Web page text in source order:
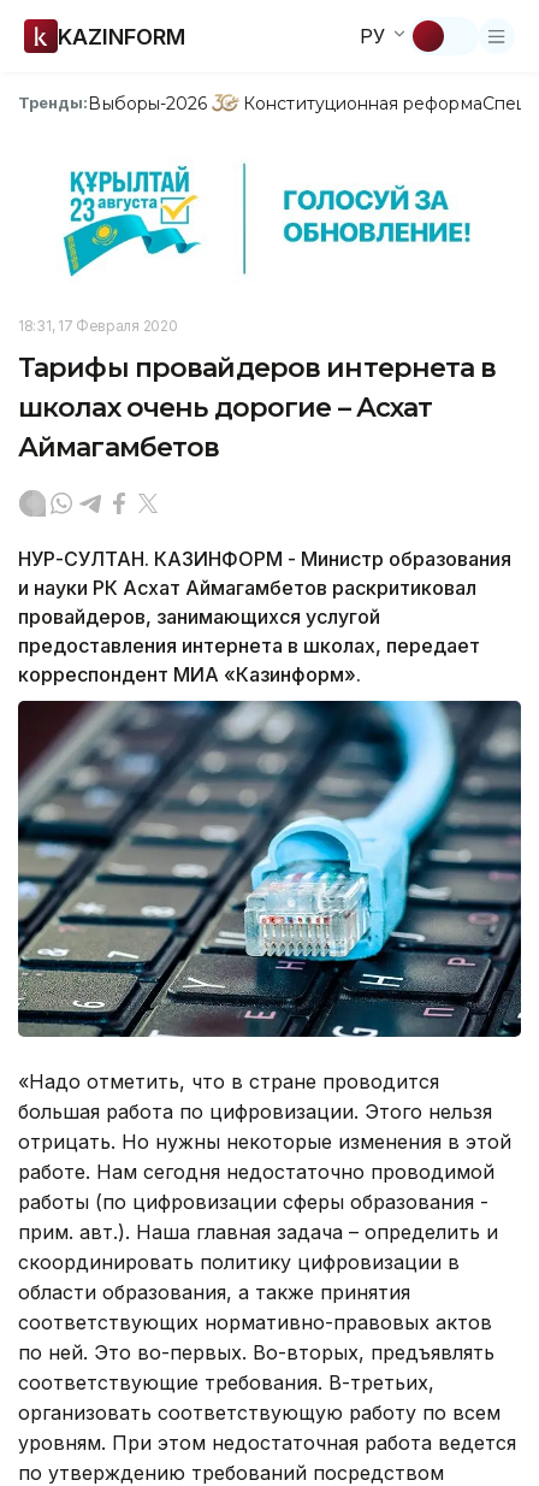
KAZINFORM РУ
Тренды:Выборы-2026 Конституционная реформа
18:31, 17 Февраля 2020
Тарифы провайдеров интернета в
школах очень дорогие – Асхат
Аймагамбетов
НУР-СУЛТАН. КАЗИНФОРМ - Министр образования
и науки РК Асхат Аймагамбетов раскритиковал
провайдеров, занимающихся услугой
предоставления интернета в школах, передает
корреспондент МИА «Казинформ».
«Надо отметить, что в стране проводится
большая работа по цифровизации. Этого нельзя
отрицать. Но нужны некоторые изменения в этой
работе. Нам сегодня недостаточно проводимой
работы (по цифровизации сферы образования -
прим. авт.). Наша главная задача – определить и
скоординировать политику цифровизации в
области образования, а также принятия
соответствующих нормативно-правовых актов
по ней. Это во-первых. Во-вторых, предъявлять
соответствующие требования. В-третьих,
организовать соответствующую работу по всем
уровням. При этом недостаточная работа ведется
по утверждению требований посредством